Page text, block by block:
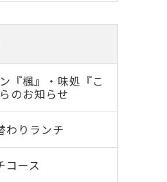
『楓』・味処『こ
のお知らせ
わりランチ
コース